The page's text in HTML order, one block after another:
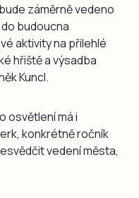
záměrně vedeno
budoucna
aktivity na přilehlé
hřiště a výsadba
Kuncl.
osvětlení má i
konkrétně ročník
vedení města,